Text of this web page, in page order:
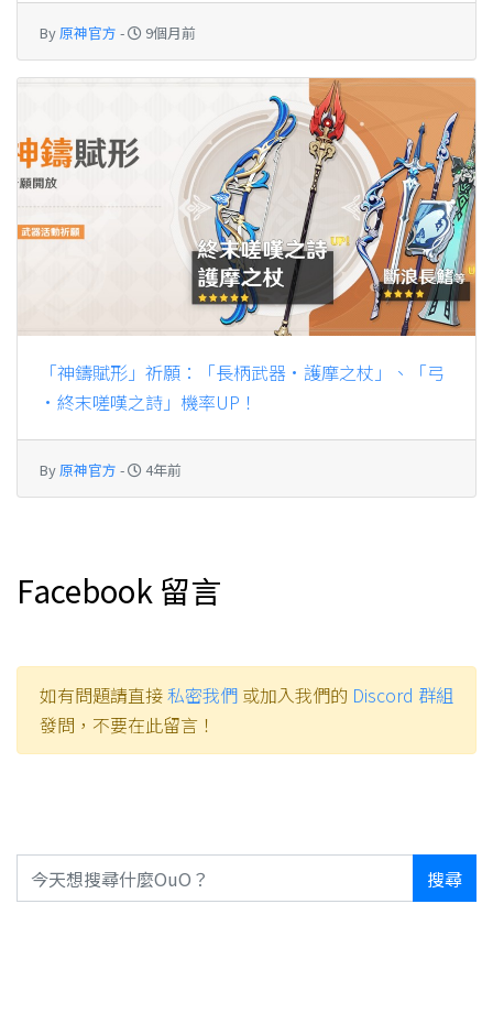
By原神官方 - 9個月前
「神鑄賦形」祈願：「長柄武器·護摩之杖」、「弓
·終末嗟嘆之詩」機率UP！
By原神官方 - 4年前
Facebook 留言
如有問題請直接私密我們 或加入我們的 Discord 群組
發問，不要在此留言！
搜尋